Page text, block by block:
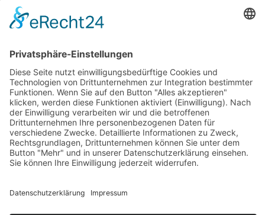
Dokumentationsbogen Gezielte Sedierung
Ethisch herausfordernde Situationen
beenden
Sedierung im Rahmen des Beendens künstlicher
Beatmung
Sedierung im SAPV-Kontext
Verringern der Tiefe einer begonnenen Sedierung
Sedierung zur Leidenslinderung vs. zur Abwendung
von Selbst- oder Fremdgefährdung
Informationen für Patientinnen/Patienten und Angehörige
Informationsbroschüre für Patient:innen/Angehörige
Handreichung für Zugehörige
Was kommt auf Sie zu? Was ist zu beachten?
Übersicht iSedPall